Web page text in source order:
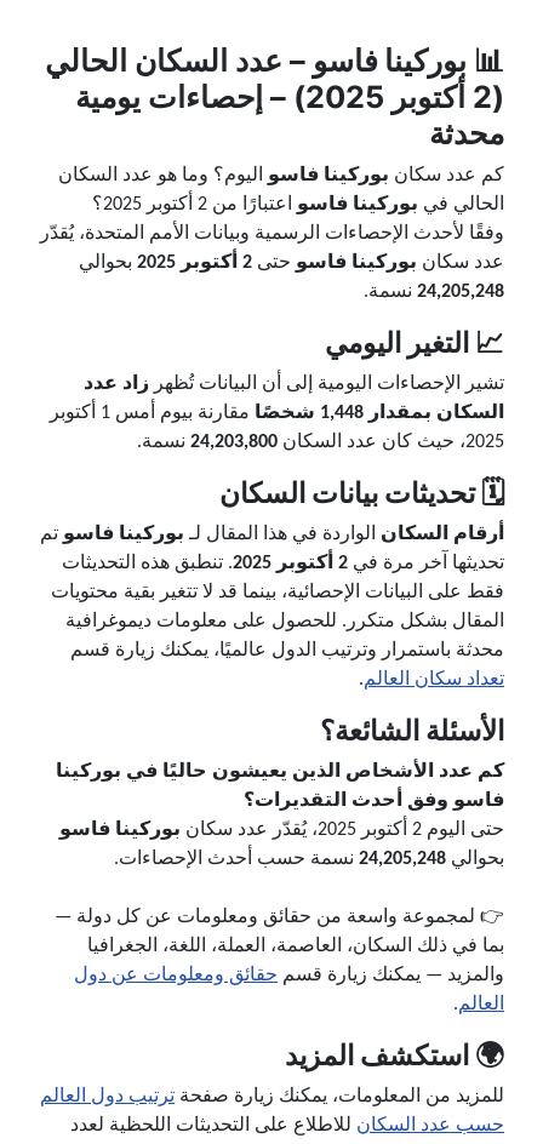
📊 بوركينا فاسو – عدد السكان الحالي
(2 أكتوبر 2025) – إحصاءات يومية
محدثة
كم عدد سكان بوركينا فاسو اليوم؟ وما هو عدد السكان
الحالي في بوركينا فاسو اعتبارًا من 2 أكتوبر 2025؟
وفقًا لأحدث الإحصاءات الرسمية وبيانات الأمم المتحدة، يُقدّر
عدد سكان بوركينا فاسو حتى 2 أكتوبر 2025
بحوالي
24,205,248 نسمة.
📈 التغير اليومي
تشير الإحصاءات اليومية إلى أن البيانات تُظهر زاد عدد
السكان بمقدار 1,448 شخصًا
مقارنة بيوم أمس 1 أكتوبر
2025، حيث كان عدد السكان
24,203,800 نسمة.
🗓️ تحديثات بيانات السكان
أرقام السكان الواردة في هذا المقال لـ بوركينا فاسو تم
تحديثها آخر مرة في 2 أكتوبر 2025
. تنطبق هذه التحديثات
فقط على البيانات الإحصائية، بينما قد لا تتغير بقية محتويات
المقال بشكل متكرر. للحصول على معلومات ديموغرافية
محدثة باستمرار وترتيب الدول عالميًا، يمكنك زيارة قسم
تعداد سكان العالم.
الأسئلة الشائعة؟
كم عدد الأشخاص الذين يعيشون حاليًا في بوركينا
فاسو وفق أحدث التقديرات؟
حتى اليوم 2 أكتوبر 2025، يُقدّر عدد سكان
بوركينا فاسو
بحوالي 24,205,248 نسمة حسب أحدث الإحصاءات.
👉 لمجموعة واسعة من حقائق ومعلومات عن كل دولة —
بما في ذلك السكان، العاصمة، العملة، اللغة، الجغرافيا
والمزيد — يمكنك زيارة قسم حقائق ومعلومات عن دول
العالم.
🌍 استكشف المزيد
للمزيد من المعلومات، يمكنك زيارة صفحة ترتيب دول العالم
حسب عدد السكان للاطلاع على التحديثات اللحظية لعدد